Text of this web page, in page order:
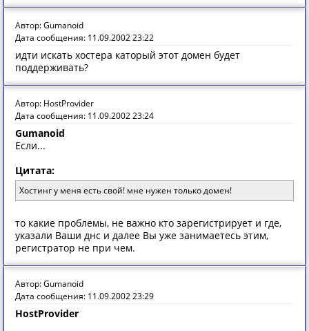
Автор: Gumanoid
Дата сообщения: 11.09.2002 23:22
идти искать хостера каторый этот домен будет
поддерживать?
Автор: HostProvider
Дата сообщения: 11.09.2002 23:24
Gumanoid
Если...
Цитата:
Хостинг у меня есть свой! мне нужен только домен!
то какие проблемы, не важно кто зарегистрирует и где,
указали Ваши днс и далее Вы уже занимаетесь этим,
регистратор не при чем.
Автор: Gumanoid
Дата сообщения: 11.09.2002 23:29
HostProvider